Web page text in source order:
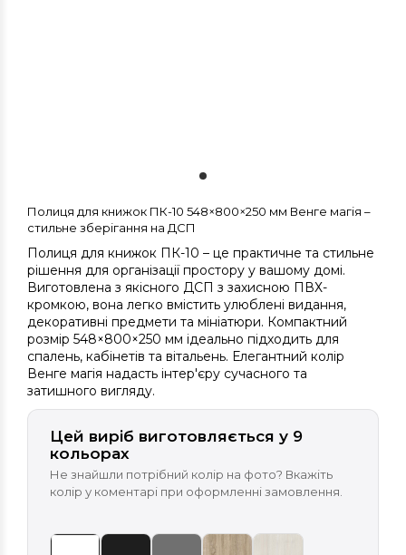
Полиця для книжок ПК-10 548×800×250 мм Венге магія –
стильне зберігання на ДСП
Полиця для книжок ПК-10 – це практичне та стильне
рішення для організації простору у вашому домі.
Виготовлена з якісного ДСП з захисною ПВХ-
кромкою, вона легко вмістить улюблені видання,
декоративні предмети та мініатюри. Компактний
розмір 548×800×250 мм ідеально підходить для
спалень, кабінетів та вітальень. Елегантний колір
Венге магія надасть інтер'єру сучасного та
затишного вигляду.
Цей виріб виготовляється у 9
кольорах
Не знайшли потрібний колір на фото? Вкажіть
колір у коментарі при оформленні замовлення.